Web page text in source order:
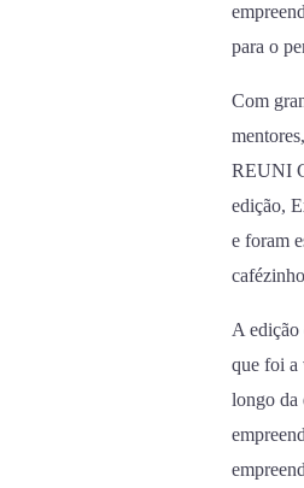
para o
Com
REUNI
edição,
e foram
A edição
que foi a
longo da